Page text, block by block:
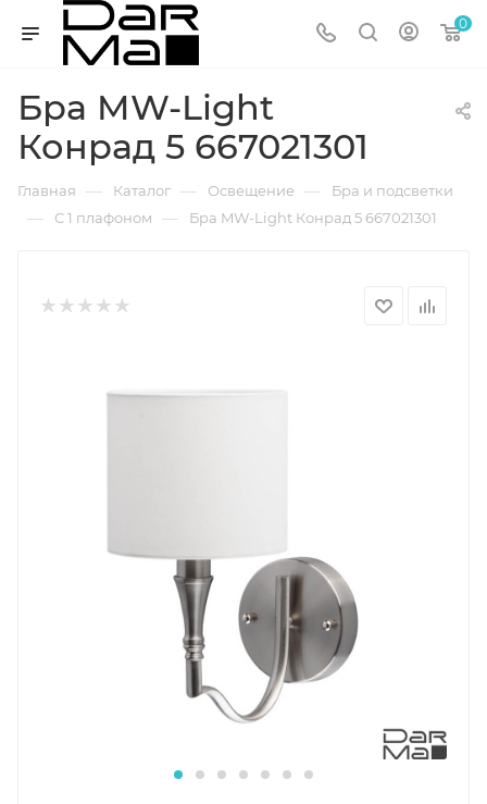
0
Бра MW-Light
Конрад 5 667021301
Главная — Каталог — Освещение — Бра и подсветки
— С 1 плафоном — Бра MW-Light Конрад 5 667021301